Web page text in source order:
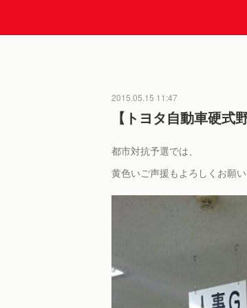
2015.05.15 11:47
【トヨタ自動車硬
都市対抗予選では、
黄色いご声援もよろしくお願い